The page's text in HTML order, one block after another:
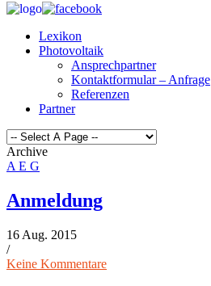
Lexikon
Photovoltaik
Ansprechpartner
Kontaktformular – Anfrage
Referenzen
Partner
Archive
A E G
Anmeldung
16 Aug. 2015
/
Keine Kommentare